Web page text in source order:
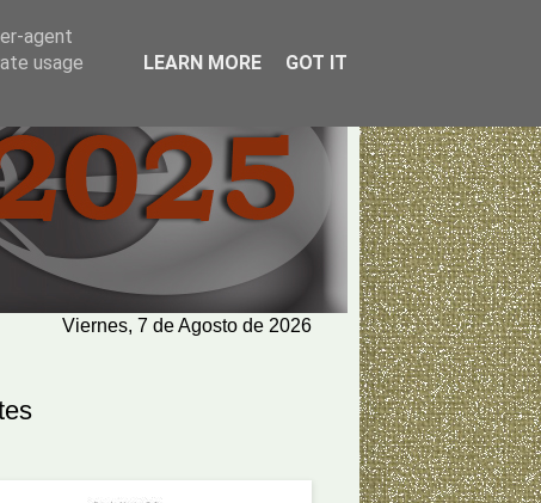
Viernes, 7 de Agosto de 2026
agent
usage
LEARN MORE GOT IT